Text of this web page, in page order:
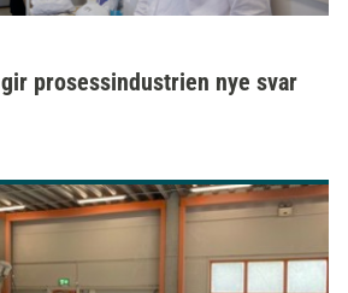
prosessindustrien nye svar